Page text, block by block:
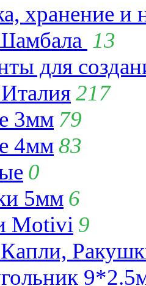
хранение и
13
для
217
3мм 79
4мм83
0
5мм 6
Motivi 9